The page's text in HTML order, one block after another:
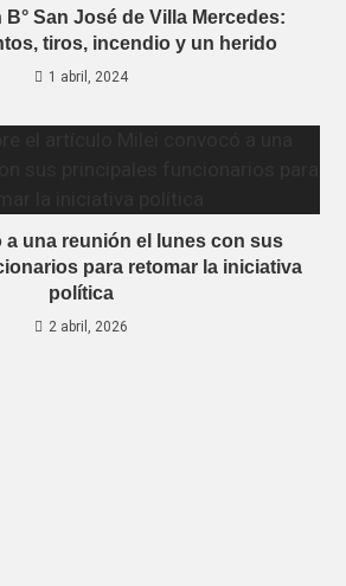
San José de Villa Mercedes:
tiros, incendio y un herido
1 abril, 2024
a una reunión el lunes con sus
para retomar la iniciativa
política
2 abril, 2026